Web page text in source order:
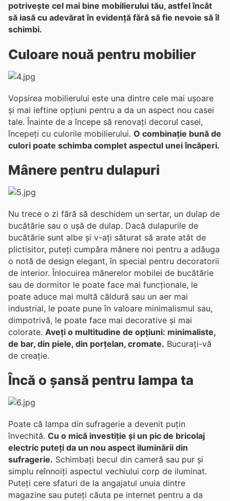
potrivește cel mai bine mobilierului tău, astfel încât
să iasă cu adevărat în evidență fără să fie nevoie să îl
schimbi.
Culoare nouă pentru mobilier
Vopsirea mobilierului este una dintre cele mai ușoare
și mai ieftine opțiuni pentru a da un aspect nou casei
tale. Înainte de a începe să renovați decorul casei,
începeți cu culorile mobilierului. O combinație bună de
culori poate schimba complet aspectul unei încăperi.
Mânere pentru dulapuri
Nu trece o zi fără să deschidem un sertar, un dulap de
bucătărie sau o ușă de dulap. Dacă dulapurile de
bucătărie sunt albe și v-ați săturat să arate atât de
plictisitor, puteți cumpăra mânere noi pentru a adăuga
o notă de design elegant, în special pentru decoratorii
de interior. Înlocuirea mânerelor mobilei de bucătărie
sau de dormitor le poate face mai funcționale, le
poate aduce mai multă căldură sau un aer mai
industrial, le poate pune în valoare minimalismul sau,
dimpotrivă, le poate face mai decorative și mai
colorate. Aveți o multitudine de opțiuni: minimaliste,
de bar, din piele, din porțelan, cromate. Bucurați-vă
de creație.
Încă o șansă pentru lampa ta
Poate că lampa din sufragerie a devenit puțin
învechită. Cu o mică investiție și un pic de bricolaj
electric puteți da un nou aspect iluminării din
sufragerie. Schimbați becul din cameră sau pur și
simplu reînnoiți aspectul vechiului corp de iluminat.
Puteți cere sfaturi de la angajatul unuia dintre
magazine sau puteți căuta pe internet pentru a da